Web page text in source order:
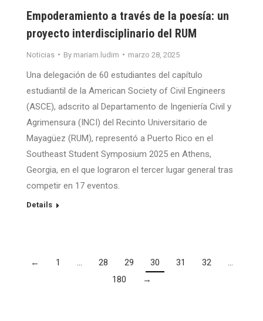
Empoderamiento a través de la poesía: un
proyecto interdisciplinario del RUM
Noticias By mariam.ludim marzo 28, 2025
Una delegación de 60 estudiantes del capítulo
estudiantil de la American Society of Civil Engineers
(ASCE), adscrito al Departamento de Ingeniería Civil y
Agrimensura (INCI) del Recinto Universitario de
Mayagüez (RUM), representó a Puerto Rico en el
Southeast Student Symposium 2025 en Athens,
Georgia, en el que lograron el tercer lugar general tras
competir en 17 eventos.
Details
← 1 … 28 29 30 31 32
…
180
→